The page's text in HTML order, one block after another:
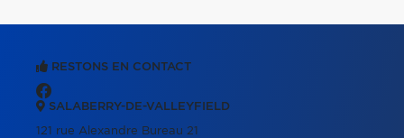
RESTONS EN CONTACT
SALABERRY-DE-VALLEYFIELD
121 rue Alexandre Bureau 21